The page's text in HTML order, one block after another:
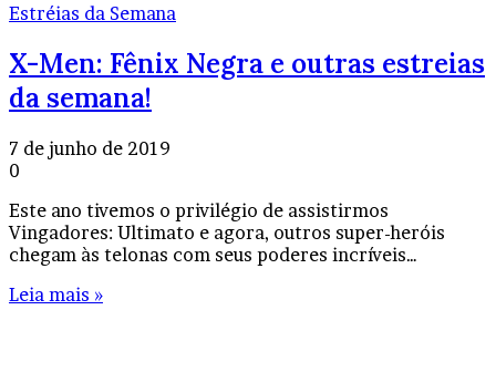
Estréias da Semana
X-Men: Fênix Negra e outras estreias
da semana!
7 de junho de 2019
0
Este ano tivemos o privilégio de assistirmos
Vingadores: Ultimato e agora, outros super-heróis
chegam às telonas com seus poderes incríveis…
Leia mais »